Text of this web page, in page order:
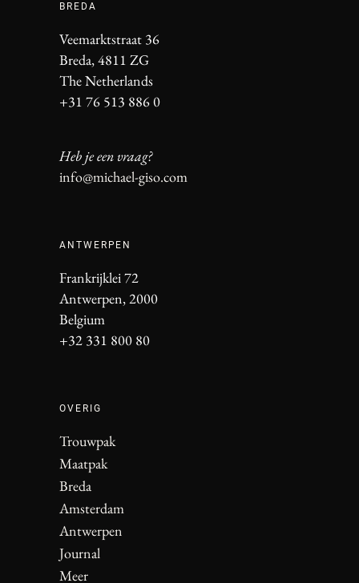
BREDA
Veemarktstraat 36
Breda, 4811 ZG
The Netherlands
+31 76 513 886 0
Heb je een vraag?
info@michael-giso.com
ANTWERPEN
Frankrijklei 72
Antwerpen, 2000
Belgium
+32 331 800 80
OVERIG
Trouwpak
Maatpak
Breda
Amsterdam
Antwerpen
Journal
Meer